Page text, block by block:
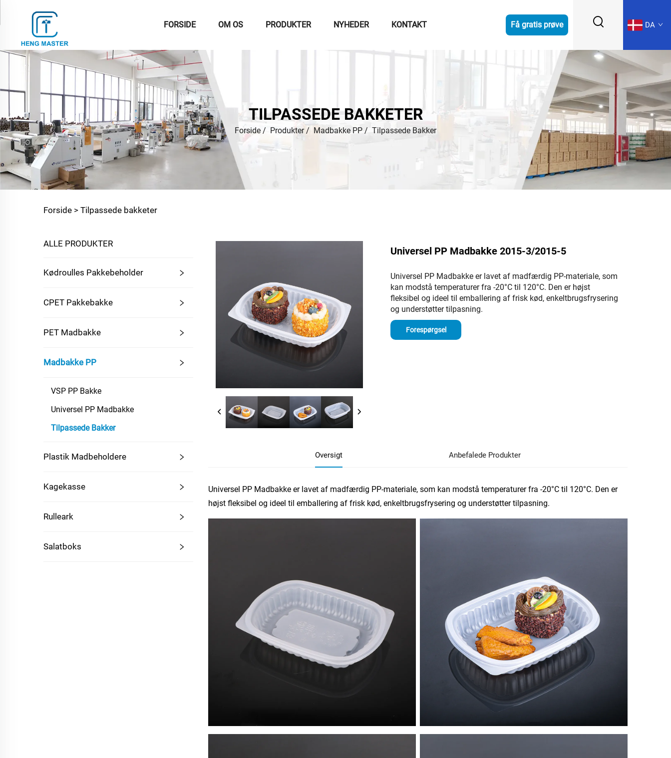
FORSIDE OM OS PRODUKTER NYHEDER KONTAKT Få gratis prøve DA
TILPASSEDE BAKKETER
Forside / Produkter/ Madbakke PP / Tilpassede Bakker
Forside > Tilpassede bakketer
ALLE PRODUKTER
Kødroulles Pakkebeholder
CPET Pakkebakke
PET Madbakke
Madbakke PP
VSP PP Bakke
Universel PP Madbakke
Tilpassede Bakker
Plastik Madbeholdere
Kagekasse
Rulleark
Salatboks
Universel PP Madbakke 2015-3/2015-5
Universel PP Madbakke er lavet af madfærdig PP-materiale, som
kan modstå temperaturer fra -20°C til 120°C. Den er højst
fleksibel og ideel til emballering af frisk kød, enkeltbrugsfrysering
og understøtter tilpasning.
Forespørgsel
Oversigt Anbefalede Produkter
Universel PP Madbakke er lavet af madfærdig PP-materiale, som kan modstå temperaturer fra -20°C til 120°C. Den er
højst fleksibel og ideel til emballering af frisk kød, enkeltbrugsfrysering og understøtter tilpasning.